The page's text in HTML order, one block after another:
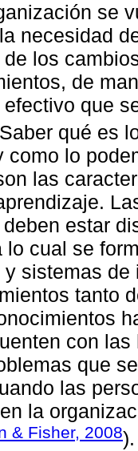
se
necesidad
los
de
que
qué es
como lo
las
estar
lo cual se
sistemas
tanto
con
que
las
la
& Fisher, 2008).